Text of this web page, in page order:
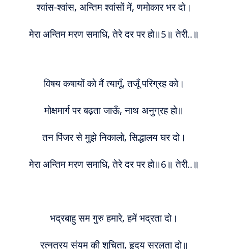
श्वांस-श्वांस, अन्तिम श्वांसों में, णमोकार भर दो।
मेरा अन्तिम मरण समाधि, तेरे दर पर हो॥5॥ तेरी..॥
विषय कषायों को मैं त्यागूँ, तजूँ परिग्रह को।
मोक्षमार्ग पर बढ़ता जाऊँ, नाथ अनुग्रह हो॥
तन पिंजर से मुझे निकालो, सिद्धालय घर दो।
मेरा अन्तिम मरण समाधि, तेरे दर पर हो॥6॥ तेरी..॥
भद्रबाहु सम गुरु हमारे, हमें भद्रता दो।
रत्नत्रय संयम की शुचिता, हृदय सरलता दो॥